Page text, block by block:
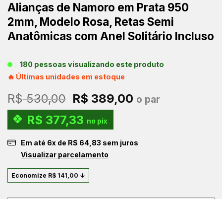
Alianças de Namoro em Prata 950
2mm, Modelo Rosa, Retas Semi
Anatômicas com Anel Solitário Incluso
180 pessoas visualizando este produto
🔥 Últimas unidades em estoque
R$530,00 O
preço
original
era:
R$ 530,00.
R$ 389,00 O
R$ 389,00.
o par
R$ 377,33 no pix
Em até 6x de R$ 64,83 sem juros
Visualizar parcelamento
Economize R$ 141,00 ↓